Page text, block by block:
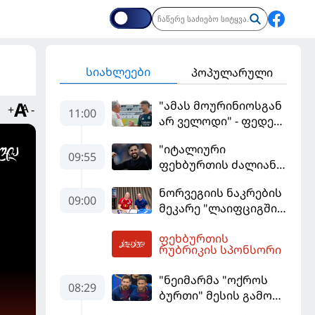
+ -
სიახლეები პოპულარული
11:00
"ამას მოურინიოსგან
არ ველოდი" - ფედე
09:55
"იტალიური
ფეხბურთის ძალიან
ფაბრეგასი
09:00
ნორვეგიის ნაკრების
მეკარე "ლაიფციგში"
ფეხბურთის
რუბრიკის სპონსორი
08:29
"ნეიმარმა "ოქროს
ბურთი" მესის გამო